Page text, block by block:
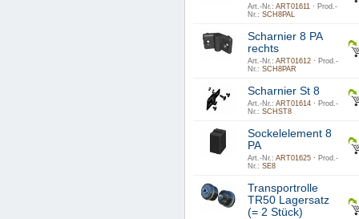
Art.-Nr.: ART01611 · Prod.-
Nr.: SCH8PAL
Scharnier 8 PA
rechts
Art.-Nr.: ART01612 · Prod.-
Nr.: SCH8PAR
Scharnier St 8
Art.-Nr.: ART01614 · Prod.-
Nr.: SCHST8
Sockelelement 8
PA
Art.-Nr.: ART01625 · Prod.-
Nr.: SE8
Transportrolle
TR50 Lagersatz
(= 2 Stück)